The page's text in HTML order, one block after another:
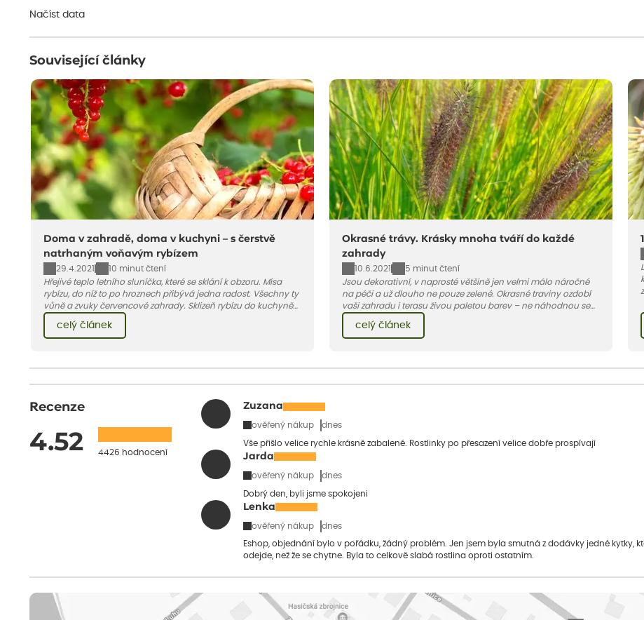
Načíst data
Související články
Doma v zahradě, doma v kuchyni – s čerstvě
natrhaným voňavým rybízem
29.4.2021
10 minut čtení
Hřejivé teplo letního sluníčka, které se sklání k obzoru. Mísa
rybízu, do níž to po hroznech přibývá jedna radost. Všechny ty
vůně a zvuky červencové zahrady. Sklizeň rybízu do kuchyně
dětství při mlsání babiččina drobenkového koláče s rybízem.
celý článek
Okrasné trávy. Krásky mnoha tváří do každé
zahrady
10.6.2021
5 minut čtení
Jsou dekorativní, v naprosté většině jen velmi málo náročné
na péči a už dlouho ne pouze zelené. Okrasné traviny ozdobí
vaši zahradu i terasu živou paletou barev – ne náhodnou se
celý článek
Recenze
4.52 4426 hodnocení
Zuzana
ověřený nákup dnes
Vše přišlo velice rychle krásně zabalené. Rostlinky po přesazení velice dobře prospívají
Jarda
ověřený nákup dnes
Dobrý den, byli jsme spokojeni
Lenka
ověřený nákup dnes
Eshop, objednání bylo v pořádku, žádný problém. Jen jsem byla smutná z dodávky jedné kytky,
odejde, než že se chytne. Byla to celkově slabá rostlina oproti ostatním.